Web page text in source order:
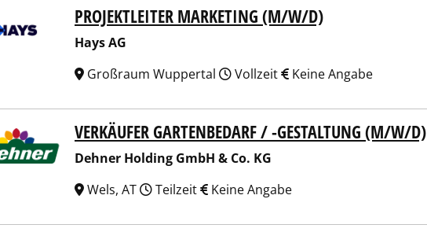
PROJEKTLEITER MARKETING (M/W/D)
Hays AG
Großraum Wuppertal
Vollzeit Keine Angabe
Holding GmbH & Co. KG
VERKÄUFER GARTENBEDARF / -GESTALTUNG (M/W/D)
Dehner Holding GmbH & Co. KG
Wels, AT
Teilzeit Keine Angabe